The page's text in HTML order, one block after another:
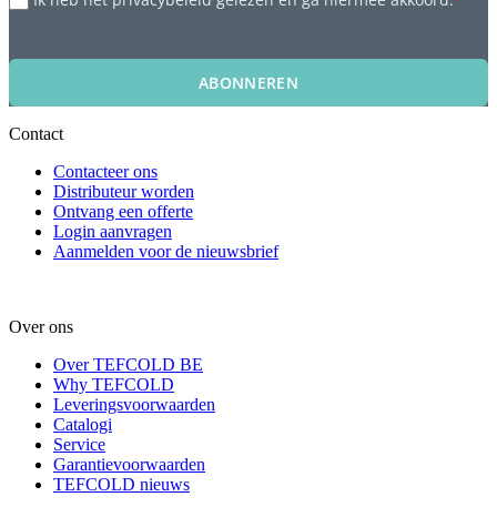
ABONNEREN
Contact
Contacteer ons
Distributeur worden
Ontvang een offerte
Login aanvragen
Aanmelden voor de nieuwsbrief
Over ons
Over TEFCOLD BE
Why TEFCOLD
Leveringsvoorwaarden
Catalogi
Service
Garantievoorwaarden
TEFCOLD nieuws